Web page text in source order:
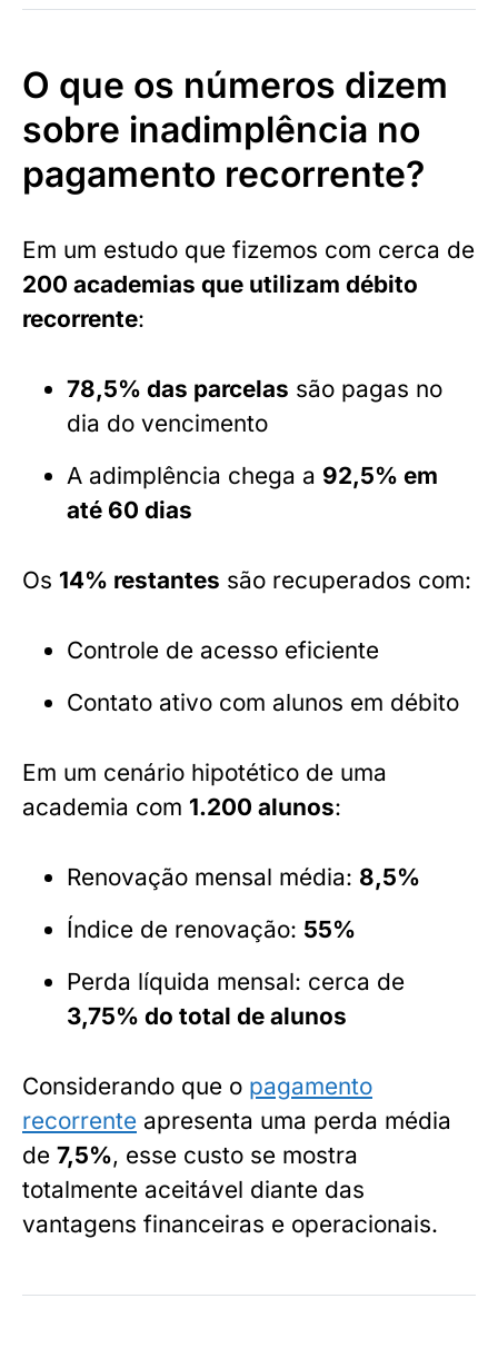
O que os números dizem
sobre inadimplência no
pagamento recorrente?
Em um estudo que fizemos com cerca de
200 academias que utilizam débito
recorrente:
78,5% das parcelas são pagas no
dia do vencimento
A adimplência chega a 92,5% em
até 60 dias
Os 14% restantes são recuperados com:
Controle de acesso eficiente
Contato ativo com alunos em débito
Em um cenário hipotético de uma
academia com 1.200 alunos:
Renovação mensal média: 8,5%
Índice de renovação: 55%
Perda líquida mensal: cerca de
3,75% do total de alunos
Considerando que o pagamento
recorrente apresenta uma perda média
de 7,5%, esse custo se mostra
totalmente aceitável diante das
vantagens financeiras e operacionais.